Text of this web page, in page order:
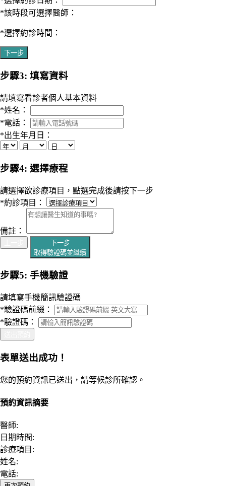
*該時段可選擇醫師：
*選擇約診時間：
下一步
步驟3: 填寫資料
請填寫看診者個人基本資料
*姓名：
*電話：
*出生年月日：
步驟4: 選擇療程
請選擇欲診療項目，點選完成後請按下一步
*約診項目：
備註：
下一步
取得驗證碼並繼續
步驟5: 手機驗證
請填寫手機簡訊驗證碼
*驗證碼前綴：
*驗證碼：
表單送出成功！
您的預約資訊已送出，請等候診所確認。
預約資訊摘要
醫師:
日期時間:
診療項目:
姓名:
電話: